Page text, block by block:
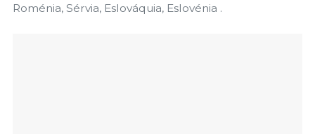
Roménia, Sérvia, Eslováquia, Eslovénia .